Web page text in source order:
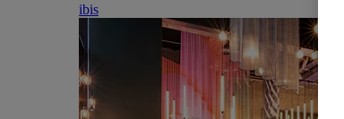
ibis